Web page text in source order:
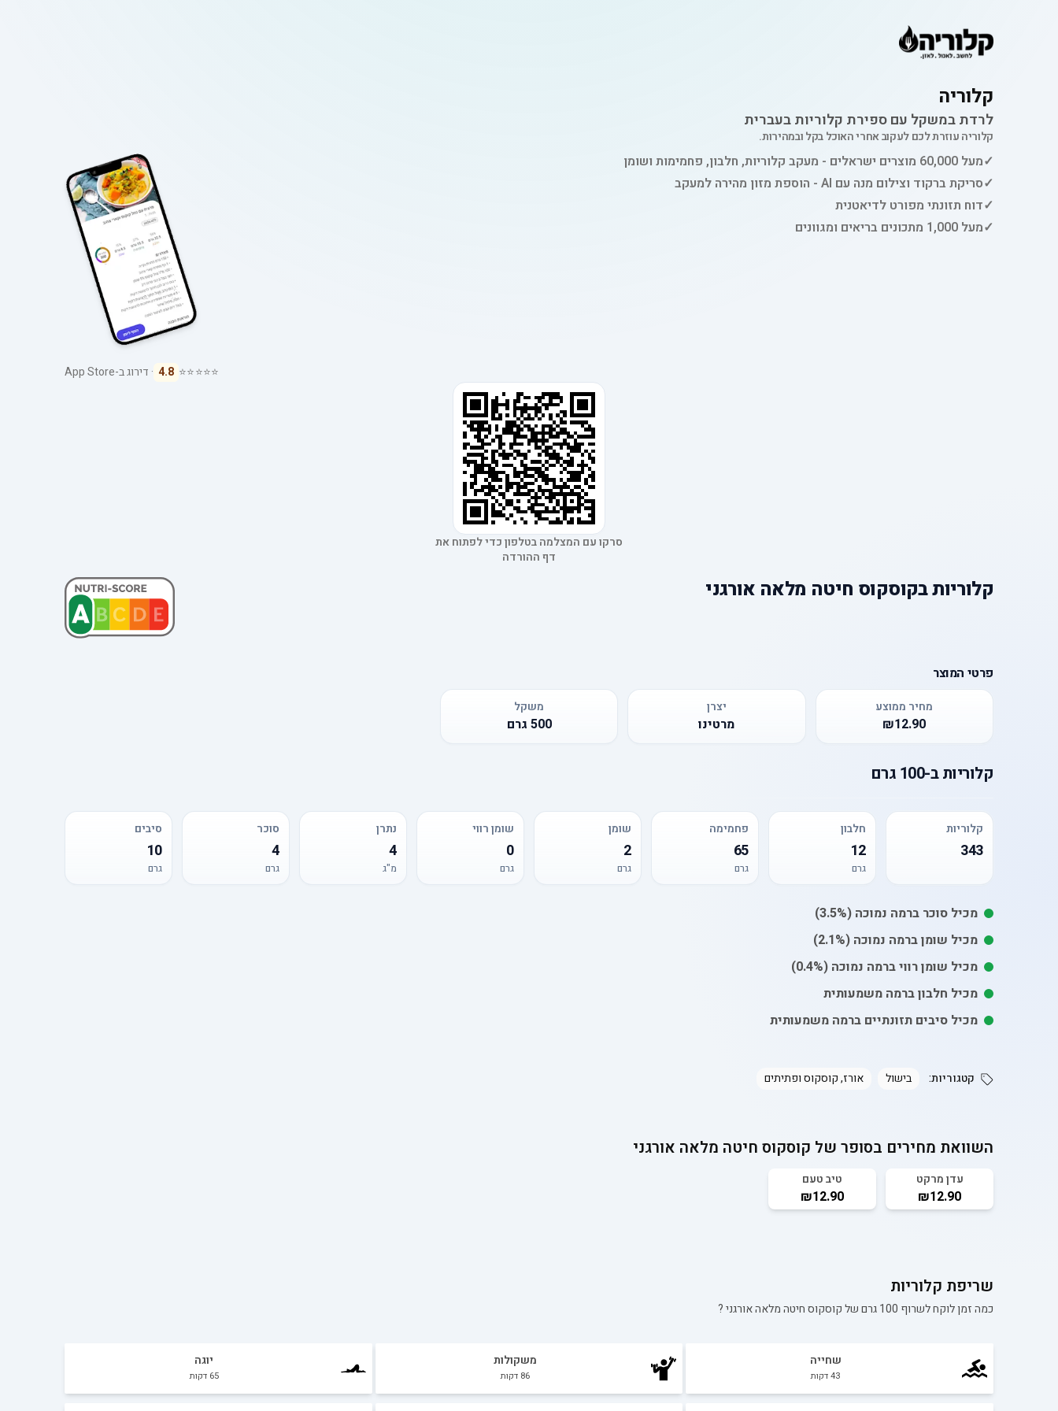
קלוריה
לרדת במשקל עם ספירת קלוריות בעברית
קלוריה עוזרת לכם לעקוב אחרי האוכל בקל ובמהירות.
✓מעל 60,000 מוצרים ישראלים - מעקב קלוריות, חלבון, פחמימות ושומן
✓סריקת ברקוד וצילום מנה עם AI - הוספת מזון מהירה למעקב
✓דוח תזונתי מפורט לדיאטנית
✓מעל 1,000 מתכונים בריאים ומגוונים
⭐⭐⭐⭐⭐
4.8 · דירוג ב-App Store
סרקו עם המצלמה בטלפון כדי לפתוח את
דף ההורדה
קלוריותבקוסקוס חיטה מלאה אורגני
פרטי המוצר
מחיר ממוצע
₪12.90
יצרן
מרטינו
משקל
500 גרם
קלוריותב-100 גרם
קלוריות
343
חלבון
12
גרם
פחמימה
65
גרם
שומן
2
גרם
שומן רווי
0
גרם
נתרן
4
מ"ג
סוכר
4
גרם
סיבים
10
גרם
מכיל סוכר ברמה נמוכה (3.5%)
מכיל שומןברמה נמוכה (2.1%)
מכיל שומן רוויברמה נמוכה (0.4%)
מכיל חלבון ברמה משמעותית
מכיל סיבים תזונתיים ברמה משמעותית
קטגוריות: בישול אורז, קוסקוס ופתיתים
השוואת מחירים בסופר של קוסקוס חיטה מלאה אורגני
עדן מרקט
₪12.90
טיב טעם
₪12.90
שריפת קלוריות
כמה זמן לוקח לשרוף 100 גרם של קוסקוס חיטה מלאה אורגני?
שחייה
43דקות
משקולות
86 דקות
יוגה
65 דקות